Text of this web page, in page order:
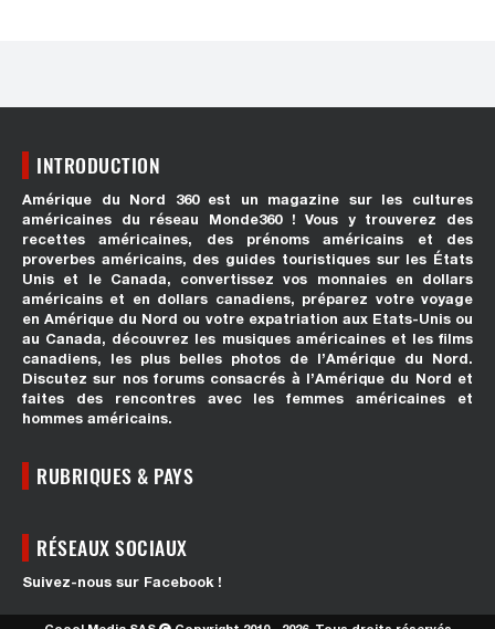
INTRODUCTION
Amérique du Nord 360 est un magazine sur les cultures
américaines du réseau Monde360 ! Vous y trouverez des
recettes américaines, des prénoms américains et des
proverbes américains, des guides touristiques sur les États
Unis et le Canada, convertissez vos monnaies en dollars
américains et en dollars canadiens, préparez votre voyage
en Amérique du Nord ou votre expatriation aux Etats-Unis ou
au Canada, découvrez les musiques américaines et les films
canadiens, les plus belles photos de l’Amérique du Nord.
Discutez sur nos forums consacrés à l’Amérique du Nord et
faites des rencontres avec les femmes américaines et
hommes américains.
RUBRIQUES & PAYS
RÉSEAUX SOCIAUX
Suivez-nous sur Facebook !